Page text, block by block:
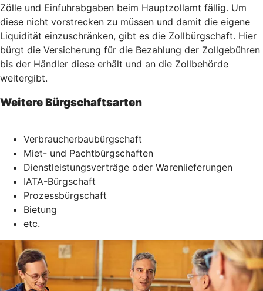
Zölle und Einfuhrabgaben beim Hauptzollamt fällig. Um
diese nicht vorstrecken zu müssen und damit die eigene
Liquidität einzuschränken, gibt es die Zollbürgschaft. Hier
bürgt die Versicherung für die Bezahlung der Zollgebühren
bis der Händler diese erhält und an die Zollbehörde
weitergibt.
Weitere Bürgschaftsarten
Verbraucherbaubürgschaft
Miet- und Pachtbürgschaften
Dienstleistungsverträge oder Warenlieferungen
IATA-Bürgschaft
Prozessbürgschaft
Bietung
etc.